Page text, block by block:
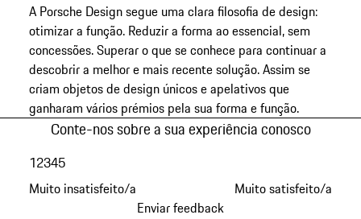
A Porsche Design segue uma clara filosofia de design:
otimizar a função. Reduzir a forma ao essencial, sem
concessões. Superar o que se conhece para continuar a
descobrir a melhor e mais recente solução. Assim se
criam objetos de design únicos e apelativos que
ganharam vários prémios pela sua forma e função.
Conte-nos sobre a sua experiência conosco
Muito insatisfeito/a
12345
Muito satisfeito/a
Enviar feedback